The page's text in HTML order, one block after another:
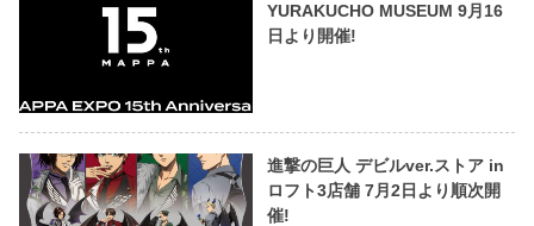
YURAKUCHO MUSEUM 9月16
日より開催!
進撃の巨人 デビルver.ストア in
ロフト3店舗 7月2日より順次開
催!